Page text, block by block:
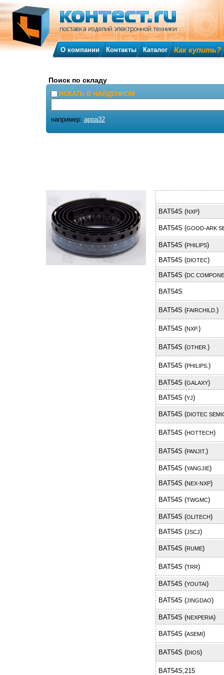
BAT54S (NXP)
BAT54S (GOOD-ARK
BAT54S (PHILIPS)
BAT54S (DIOTEC)
BAT54S (DC
BAT54S
BAT54S (FAIRCHILD. )
BAT54S (NXP.)
BAT54S (OTHER. )
BAT54S (PHILIPS. )
BAT54S (GALAXY)
BAT54S (YJ)
BAT54S (DIOTEC
BAT54S (HOTTECH)
BAT54S (PANJIT.)
BAT54S (YANGJIE)
BAT54S (NEX-NXP)
BAT54S (TWGMC)
BAT54S (OLITECH)
BAT54S (JSCJ)
BAT54S (RUME)
BAT54S (TRR)
BAT54S (YOUTAI)
BAT54S (JINGDAO)
BAT54S (NEXPERIA)
BAT54S (ASEMI)
BAT54S (DIOS)
BAT54S,215
О компании Контакты Каталог Как купить?
Поиск по складу
ИСКАТЬ В НАЙДЕННОМ
например: appa32